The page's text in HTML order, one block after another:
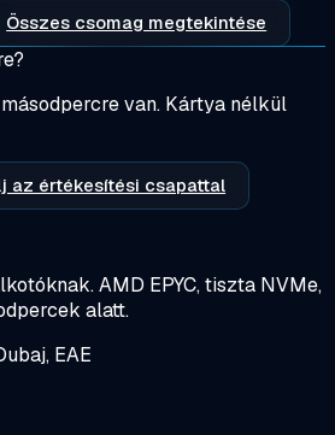
Összes csomag megtekintése
van. Kártya nélkül
az értékesítési csapattal
AMD EPYC, tiszta NVMe,
alatt.
EAE